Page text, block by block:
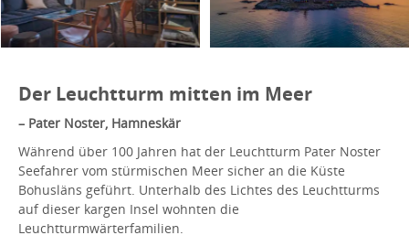
Der Leuchtturm mitten im Meer
– Pater Noster, Hamneskär
Während über 100 Jahren hat der Leuchtturm Pater Noster
Seefahrer vom stürmischen Meer sicher an die Küste
Bohusläns geführt. Unterhalb des Lichtes des Leuchtturms
auf dieser kargen Insel wohnten die
Leuchtturmwärterfamilien.